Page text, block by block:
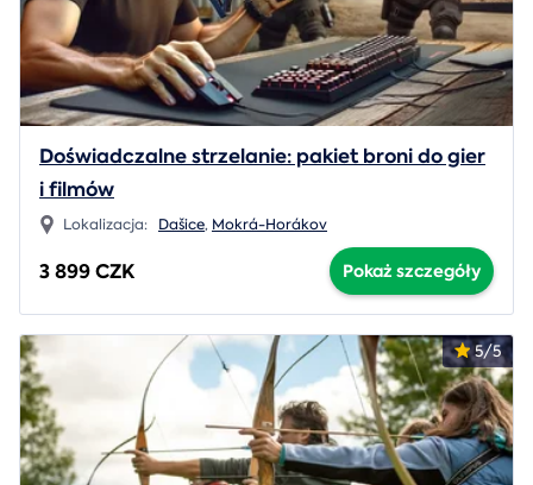
Doświadczalne strzelanie: pakiet broni do gier
i filmów
Lokalizacja: Dašice, Mokrá-Horákov
3 899 CZK Pokaż szczegóły
5/5